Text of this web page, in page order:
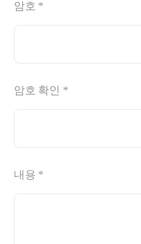
암호 *
암호 확인 *
내용 *